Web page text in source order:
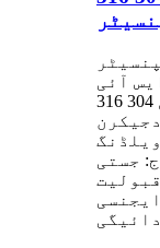
آئی
جستی
قبولیت: OEM/ODM، تجارت، تھوک،